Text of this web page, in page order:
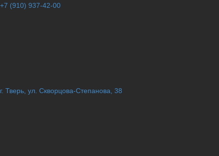
+7 (910) 937-42-00
г. Тверь, ул. Скворцова-Степанова, 38